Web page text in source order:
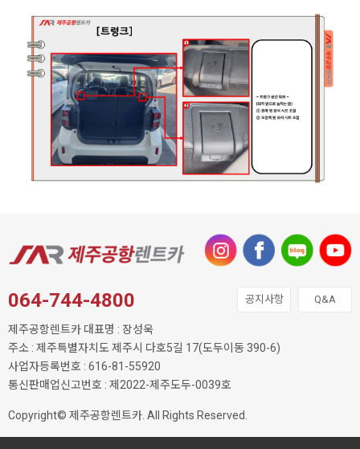
064-744-4800 공지사항 Q&A
제주공항렌트카 대표명 : 장성욱
주소 : 제주특별자치도 제주시 다호5길 17(도두이동 390-6)
사업자등록번호 : 616-81-55920
통신판매업신고번호 : 제2022-제주도두-0039호
Copyright© 제주공항렌트카. All Rights Reserved.